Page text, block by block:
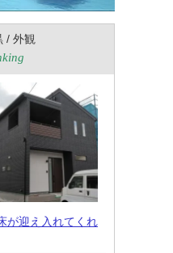
/ 外観
が迎え入れてくれ